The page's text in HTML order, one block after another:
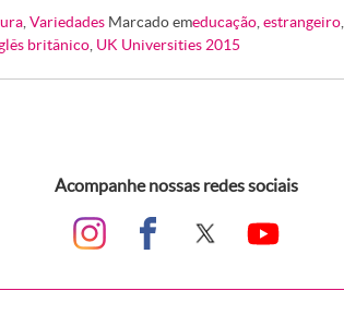
,Variedades Marcado emeducação ,estrangeiro
britânico UK Universities 2015
Acompanhe nossas redes sociais